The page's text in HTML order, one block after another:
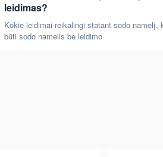
leidimas?
Kokie leidimai reikalingi statant sodo namelį,
būti sodo namelis be leidimo